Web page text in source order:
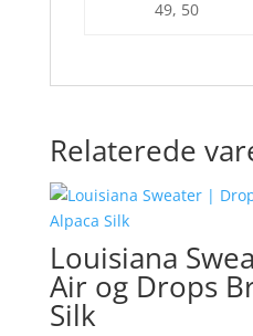
49, 50
Relaterede
Louisiana
Air og Drops
Silk